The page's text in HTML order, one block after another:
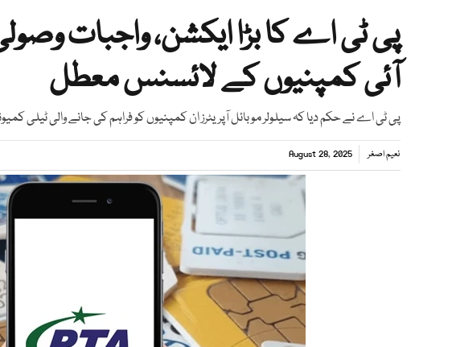
آئی کمپنیوں کے لائسنس معطل
پی ٹی اے نے حکم دیا کہ سیلولر موبائل آپریٹرز ان کمپنیوں کو فراہم کی جانے والی ٹیلی
نعیم اصغر August 28, 2025